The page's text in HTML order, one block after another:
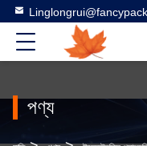
পণ্য